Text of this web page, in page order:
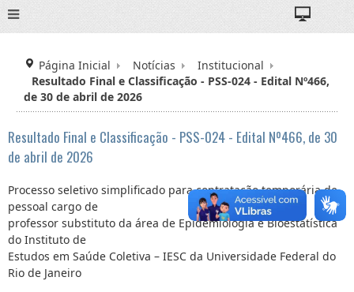
Página Inicial Notícias
Institucional
Resultado Final e Classificação - PSS-024 - Edital Nº466,
de 30 de abril de 2026
Resultado Final e Classificação - PSS-024 - Edital Nº466, de 30
de abril de 2026
Processo seletivo simplificado para contratação temporária de
pessoal cargo de
professor substituto da área de Epidemiologia e Bioestatística
do Instituto de
Estudos em Saúde Coletiva – IESC da Universidade Federal do
Rio de Janeiro